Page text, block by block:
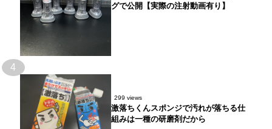
グで公開【実際の注射動画有り】
4
299 views
激落ちくんスポンジで汚れが落ちる仕
組みは一種の研磨剤だから